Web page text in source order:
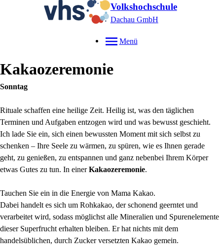
Volkshochschule
Dachau GmbH
Menü
Kakaozeremonie
Sonntag
Rituale schaffen eine heilige Zeit. Heilig ist, was den täglichen
Terminen und Aufgaben entzogen wird und was bewusst geschieht.
Ich lade Sie ein, sich einen bewussten Moment mit sich selbst zu
schenken – Ihre Seele zu wärmen, zu spüren, wie es Ihnen gerade
geht, zu genießen, zu entspannen und ganz nebenbei Ihrem Körper
etwas Gutes zu tun. In einerKakaozeremonie.
Tauchen Sie ein in die Energie von Mama Kakao.
Dabei handelt es sich um Rohkakao, der schonend geerntet und
verarbeitet wird, sodass möglichst alle Mineralien und Spurenelemente
dieser Superfrucht erhalten bleiben. Er hat nichts mit dem
handelsüblichen, durch Zucker versetzten Kakao gemein.